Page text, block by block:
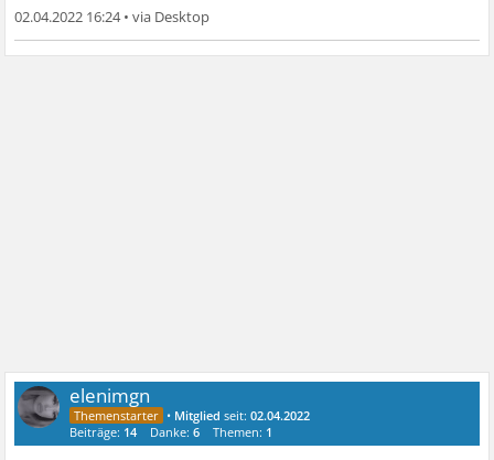
02.04.2022 16:24•
elenimgn
• Mitglied seit:02.04.2022
Beiträge: 14 Danke:6 Themen: 1